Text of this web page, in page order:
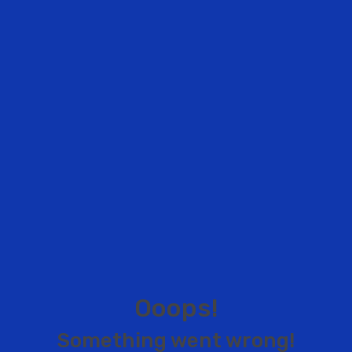
Ooops!
Something went wrong!